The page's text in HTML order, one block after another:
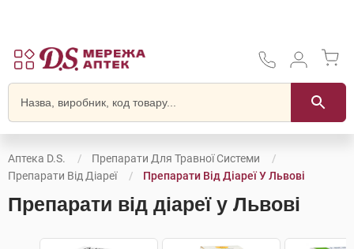
Аптека D.S.
Препарати Для Травної Системи
Препарати Від Діареї
Препарати Від Діареї У Львові
Препарати від діареї у Львові